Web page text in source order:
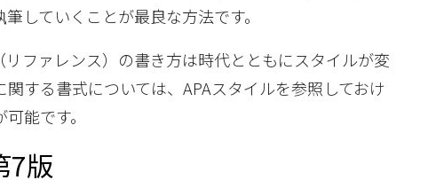
していくことが最良な方法です。
ファレンス）の書き方は時代とともにスタイルが変
する書式については、APAスタイルを参照しておけ
能です。
7版